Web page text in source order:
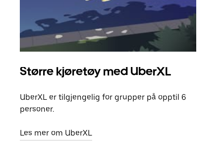
Større kjøretøy med UberXL
UberXL er tilgjengelig for grupper på opptil 6
personer.
Les mer om UberXL